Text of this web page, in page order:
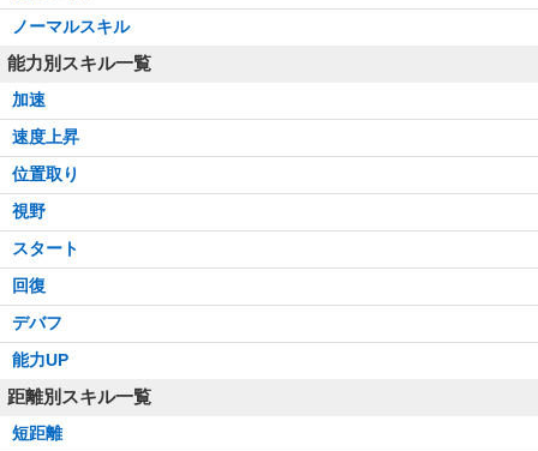
ノーマルスキル
能力別スキル一覧
加速
速度上昇
位置取り
視野
スタート
回復
デバフ
能力UP
距離別スキル一覧
短距離